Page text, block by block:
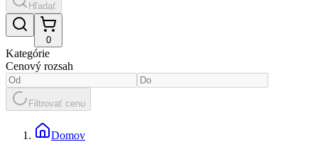
Hľadať
0
Kategórie
Cenový rozsah
Filtrovať cenu
Domov